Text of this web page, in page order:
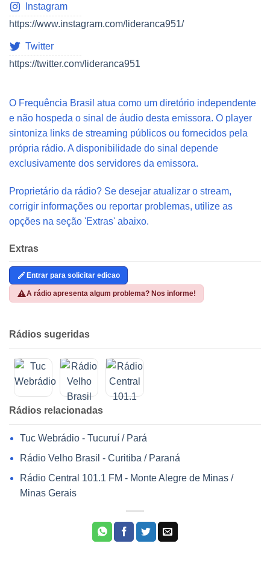
Instagram
https://www.instagram.com/lideranca951/
Twitter
https://twitter.com/lideranca951
O Frequência Brasil atua como um diretório independente
e não hospeda o sinal de áudio desta emissora. O player
sintoniza links de streaming públicos ou fornecidos pela
própria rádio. A disponibilidade do sinal depende
exclusivamente dos servidores da emissora.
Proprietário da rádio? Se desejar atualizar o stream,
corrigir informações ou reportar problemas, utilize as
opções na seção 'Extras' abaixo.
Extras
Entrar para solicitar edicao
A rádio apresenta algum problema? Nos informe!
Rádios sugeridas
Rádios relacionadas
Tuc Webrádio - Tucuruí / Pará
Rádio Velho Brasil - Curitiba / Paraná
Rádio Central 101.1 FM - Monte Alegre de Minas /
Minas Gerais